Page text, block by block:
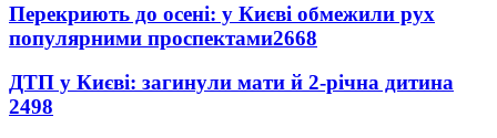
Перекриють до осені: у Києві обмежили рух
популярними проспектами2668
ДТП у Києві: загинули мати й 2-річна дитина
2498